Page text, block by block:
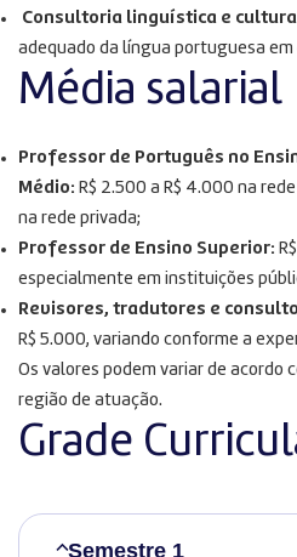
Consultoria linguística e
adequado da língua portuguesa
Média salarial
Professor de Português no
Médio: R$ 2.500 a R$ 4.000 na
na rede privada;
Professor de Ensino Superior:
especialmente em instituições
Revisores, tradutores e
R$ 5.000, variando conforme a
Os valores podem variar de acordo
região de atuação.
Grade
Semestre 1